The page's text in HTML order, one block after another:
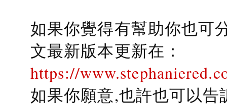
如果你覺得有幫助你也可
文最新版本更新在：
https://
如果你願意,也許也可以